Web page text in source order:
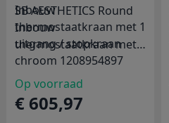
SB AESTHETICS Round
Inbouw
thermostaatkraan met 1
uitgang / stopkraan
chroom 1208954897
Op voorraad
€ 605,97